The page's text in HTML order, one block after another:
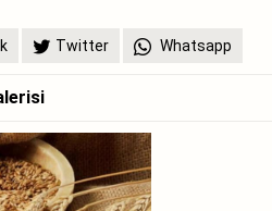
Twitter Whatsapp